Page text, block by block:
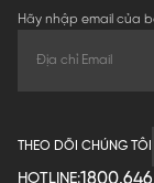
Hãy nhập email của
THEO DÕI CHÚNG TÔI
HOTLINE: